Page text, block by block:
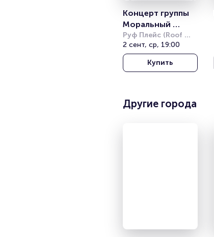
Концерт группы
Моральный
Кодекс
Руф Плейс (Roof
Place)
2 сент, ср, 19:00
Купить
Другие города